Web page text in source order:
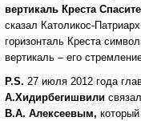
вертикаль Креста
сказал Католикос-
горизонталь Креста
вертикаль – его
P.S. 27 июля 2012 года
А.Хидирбегишвили
В.А. Алексеевым,